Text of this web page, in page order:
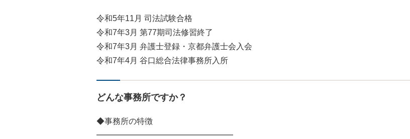
令和5年11月 司法試験合格
令和7年3月 第77期司法修習終了
令和7年3月 弁護士登録・京都弁護士会入会
令和7年4月 谷口総合法律事務所入所
どんな事務所ですか？
◆事務所の特徴
━━━━━━━━━━━━━━━━━